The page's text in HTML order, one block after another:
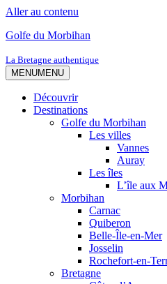
Aller au contenu
Golfe du Morbihan
La Bretagne authentique
MENUMENU
Découvrir
Destinations
Golfe du Morbihan
Les villes
Vannes
Auray
Les îles
L’île aux
Morbihan
Carnac
Quiberon
Belle-Île-en-Mer
Josselin
Rochefort-en-
Bretagne